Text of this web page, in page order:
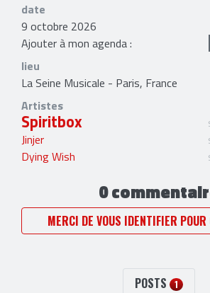
date
9 octobre 2026
Ajouter à mon agenda :
lieu
La Seine Musicale - Paris, France
Artistes
Spiritbox
Jinjer
Dying Wish
0
MERCI DE VOUS IDENTIFIER
POSTS 1